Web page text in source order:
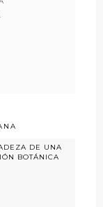
.
DE UNA
BOTÁNICA